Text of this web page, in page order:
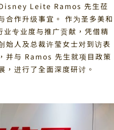
Leite Ramos 先生莅
合作升级事宜。 作为圣多美和
专业度与推广贡献，凭借精
始人及总裁许莹女士对到访表
并与 Ramos 先生就项目政策
，进行了全面深度研讨。